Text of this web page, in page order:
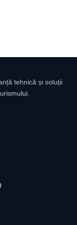
tehnică și soluții